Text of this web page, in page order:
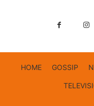
HOME GOSSIP